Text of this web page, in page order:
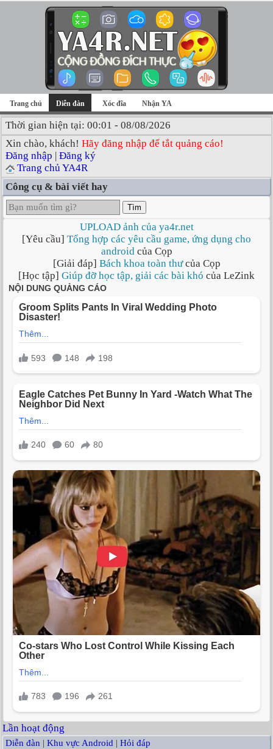
Trang chủ Diễn đàn Xóc đĩa Nhận YA
Thời gian hiện tại: 00:01 - 08/08/2026
Xin chào, khách! Hãy đăng nhập để tắt quảng cáo!
Đăng nhập | Đăng ký
Trang chủ YA4R
Công cụ & bài viết hay
Tìm
UPLOAD ảnh của ya4r.net
[Yêu cầu] Tổng hợp các yêu cầu game, ứng dụng cho
androidcủa Cọp
[Giải đáp] Bách khoa toàn thưcủa Cọp
[Học tập] Giúp đỡ học tập, giải các bài khó của LeZink
Lần hoạt động
Diễn đàn | Khu vực Android | Hỏi đáp